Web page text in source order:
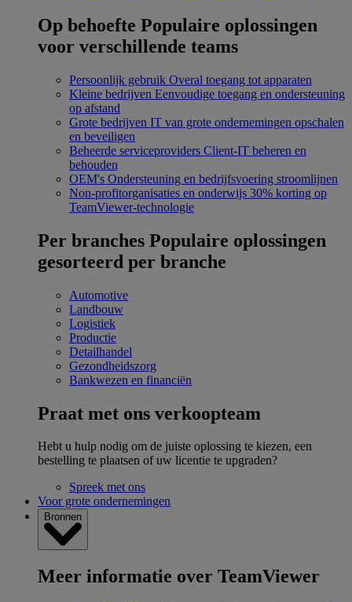
Op behoefte Populaire oplossingen
voor verschillende teams
Persoonlijk gebruik Overal toegang tot apparaten
Kleine bedrijven Eenvoudige toegang en ondersteuning
op afstand
Grote bedrijven IT van grote ondernemingen opschalen
en beveiligen
Beheerde serviceproviders Client-IT beheren en
behouden
OEM's Ondersteuning en bedrijfsvoering stroomlijnen
Non-profitorganisaties en onderwijs 30% korting op
TeamViewer-technologie
Per branches Populaire oplossingen
gesorteerd per branche
Automotive
Landbouw
Logistiek
Productie
Detailhandel
Gezondheidszorg
Bankwezen en financiën
Praat met ons verkoopteam
Hebt u hulp nodig om de juiste oplossing te kiezen, een
bestelling te plaatsen of uw licentie te upgraden?
Spreek met ons
Voor grote ondernemingen
Bronnen
Meer informatie over TeamViewer